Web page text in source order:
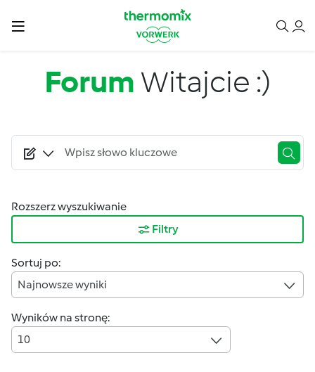
Forum Witajcie :)
Rozszerz wyszukiwanie
Filtry
Sortuj po:
Najnowsze wyniki
Wyników na stronę:
10